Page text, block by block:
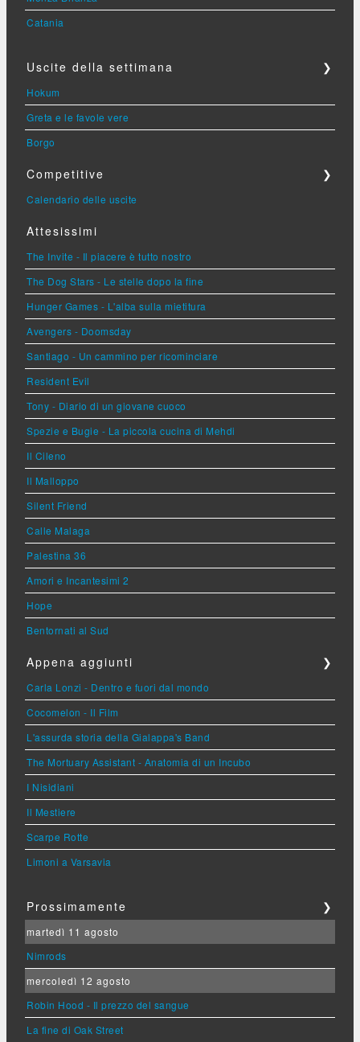
Catania
Uscite della settimana ❯
Hokum
Greta e le favole vere
Borgo
Competitive ❯
Calendario delle uscite
Attesissimi
The Invite - Il piacere è tutto nostro
The Dog Stars - Le stelle dopo la fine
Hunger Games - L'alba sulla mietitura
Avengers - Doomsday
Santiago - Un cammino per ricominciare
Resident Evil
Tony - Diario di un giovane cuoco
Spezie e Bugie - La piccola cucina di Mehdi
Il Cileno
Il Malloppo
Silent Friend
Calle Malaga
Palestina 36
Amori e Incantesimi 2
Hope
Bentornati al Sud
Appena aggiunti ❯
Carla Lonzi - Dentro e fuori dal mondo
Cocomelon - Il Film
L'assurda storia della Gialappa's Band
The Mortuary Assistant - Anatomia di un Incubo
I Nisidiani
Il Mestiere
Scarpe Rotte
Limoni a Varsavia
Prossimamente ❯
martedì 11 agosto
Nimrods
mercoledì 12 agosto
Robin Hood - Il prezzo del sangue
La fine di Oak Street